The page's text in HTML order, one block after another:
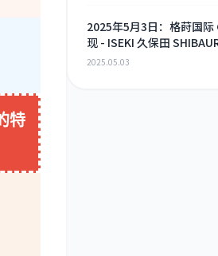
特
2025年5月3日：格莳国
现 - ISEKI 久保田
工程机械 农机 重卡 汽车
2025.05.03